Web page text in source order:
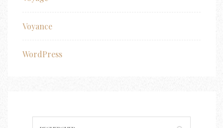
Voyance
WordPress